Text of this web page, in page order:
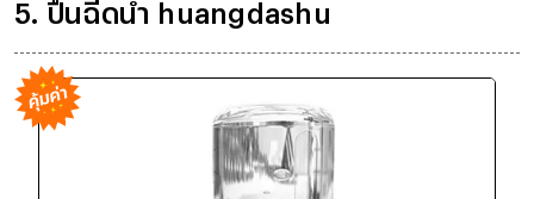
5. ปืนฉีดน้ำ huangdashu